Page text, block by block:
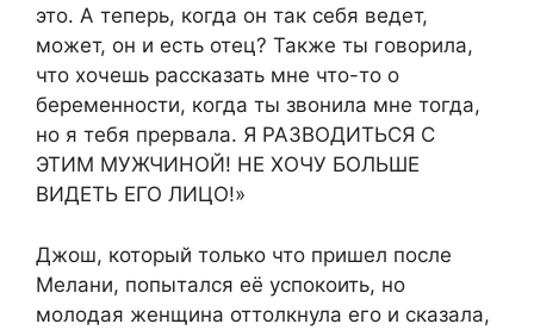
это. А теперь, когда он так себя ведет,
может, он и есть отец? Также ты говорила,
что хочешь рассказать мне что-то о
беременности, когда ты звонила мне тогда,
но я тебя прервала. Я РАЗВОДИТЬСЯ С
ЭТИМ МУЖЧИНОЙ! НЕ ХОЧУ БОЛЬШЕ
ВИДЕТЬ ЕГО ЛИЦО!»
Джош, который только что пришел после
Мелани, попытался её успокоить, но
молодая женщина оттолкнула его и сказала,